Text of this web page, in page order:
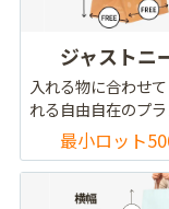
ジャストニ
入れる物に合わせ
れる自由自在のプ
最小ロット